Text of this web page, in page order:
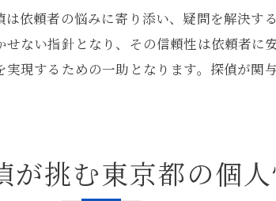
東京都特有の調査手法
調査結果の分析と報
探偵が提供する最終
探偵が採用する保護
情報漏洩を防ぐため
は依頼者の悩みに寄り添い、疑問を解決
ない指針となり、その信頼性は依頼者
現するための一助となります。探偵が
が挑む東京都の個